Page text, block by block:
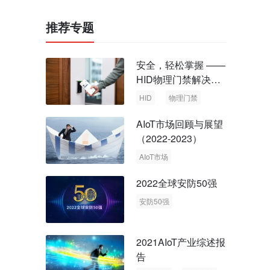
推荐专题
安全，轻松掌握 ——
HID物理门禁解决方
案，启动智慧安全新
HID 物理门禁
AIoT市场回顾与展望
（2022-2023）
AIoT市场
2022全球安防50强
安防50强
2021AIoT产业综述报
告